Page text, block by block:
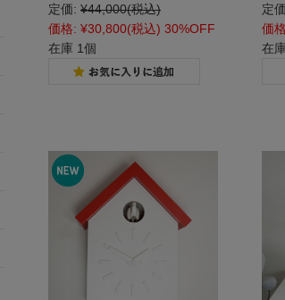
定価: ¥44,000(税込)
価格: ¥30,800(税込) 30%OFF
在庫 1個
定
価
在